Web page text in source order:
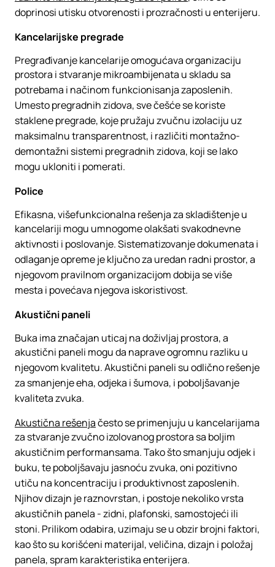
doprinosi utisku otvorenosti i prozračnosti u enterijeru.
Kancelarijske pregrade
Pregrađivanje kancelarije omogućava organizaciju
prostora i stvaranje mikroambijenata u skladu sa
potrebama i načinom funkcionisanja zaposlenih.
Umesto pregradnih zidova, sve češće se koriste
staklene pregrade, koje pružaju zvučnu izolaciju uz
maksimalnu transparentnost, i različiti montažno-
demontažni sistemi pregradnih zidova, koji se lako
mogu ukloniti i pomerati.
Police
Efikasna, višefunkcionalna rešenja za skladištenje u
kancelariji mogu umnogome olakšati svakodnevne
aktivnosti i poslovanje. Sistematizovanje dokumenata i
odlaganje opreme je ključno za uredan radni prostor, a
njegovom pravilnom organizacijom dobija se više
mesta i povećava njegova iskoristivost.
Akustični paneli
Buka ima značajan uticaj na doživljaj prostora, a
akustični paneli mogu da naprave ogromnu razliku u
njegovom kvalitetu. Akustični paneli su odlično rešenje
za smanjenje eha, odjeka i šumova, i poboljšavanje
kvaliteta zvuka.
Akustična rešenjačesto se primenjuju u kancelarijama
za stvaranje zvučno izolovanog prostora sa boljim
akustičnim performansama. Tako što smanjuju odjek i
buku, te poboljšavaju jasnoću zvuka, oni pozitivno
utiču na koncentraciju i produktivnost zaposlenih.
Njihov dizajn je raznovrstan, i postoje nekoliko vrsta
akustičnih panela - zidni, plafonski, samostojeći ili
stoni. Prilikom odabira, uzimaju se u obzir brojni faktori,
kao što su korišćeni materijal, veličina, dizajn i položaj
panela, spram karakteristika enterijera.